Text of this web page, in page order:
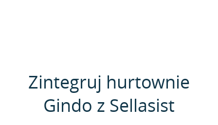
Zintegruj hurtownie
Gindo z Sellasist